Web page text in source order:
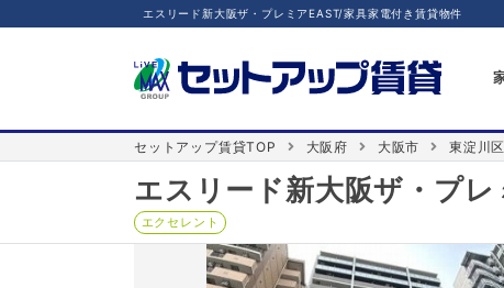
エスリード新大阪ザ・プレミアEAST/家具家電付き賃貸物件
セットアップ賃貸TOP 大阪府 大阪市 東淀川区
エスリード新大阪ザ・プ
エクセレント